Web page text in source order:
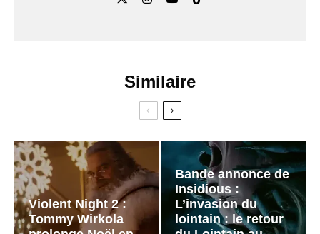
Similaire
Violent Night 2 :
Tommy Wirkola
Bande annonce de
Insidious :
L’invasion du
lointain : le retour